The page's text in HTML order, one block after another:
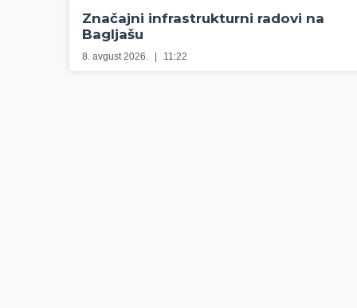
Značajni infrastrukturni radovi na
Bagljašu
8. avgust 2026. 11:22